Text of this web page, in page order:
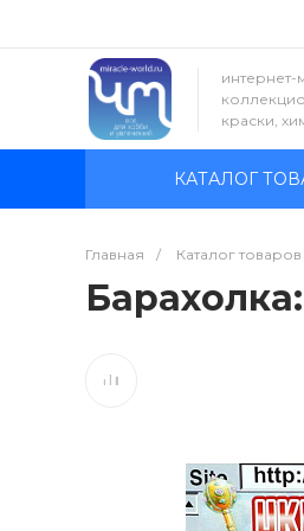
интернет-
краски,
КАТАЛОГ
Главная / Каталог товаров